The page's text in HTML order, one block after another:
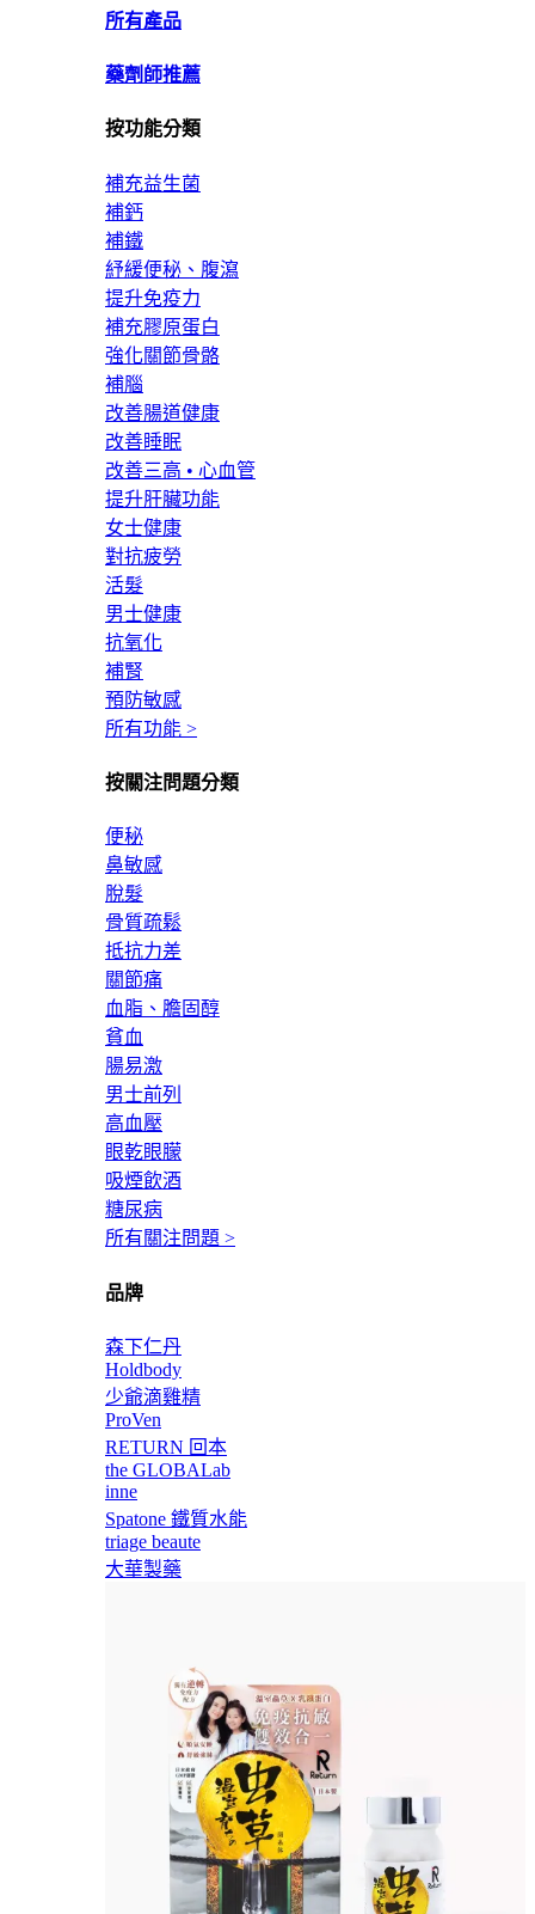
所有產品
藥劑師推薦
按功能分類
補充益生菌
補鈣
補鐵
紓緩便秘、腹瀉
提升免疫力
補充膠原蛋白
強化關節骨骼
補腦
改善腸道健康
改善睡眠
改善三高 • 心血管
提升肝臟功能
女士健康
對抗疲勞
活髮
男士健康
抗氧化
補腎
預防敏感
所有功能 >
按關注問題分類
便秘
鼻敏感
脫髮
骨質疏鬆
抵抗力差
關節痛
血脂、膽固醇
貧血
腸易激
男士前列
高血壓
眼乾眼朦
吸煙飲酒
糖尿病
所有關注問題 >
品牌
森下仁丹
Holdbody
少爺滴雞精
ProVen
RETURN 回本
the GLOBALab
inne
Spatone 鐵質水能
triage beaute
大華製藥